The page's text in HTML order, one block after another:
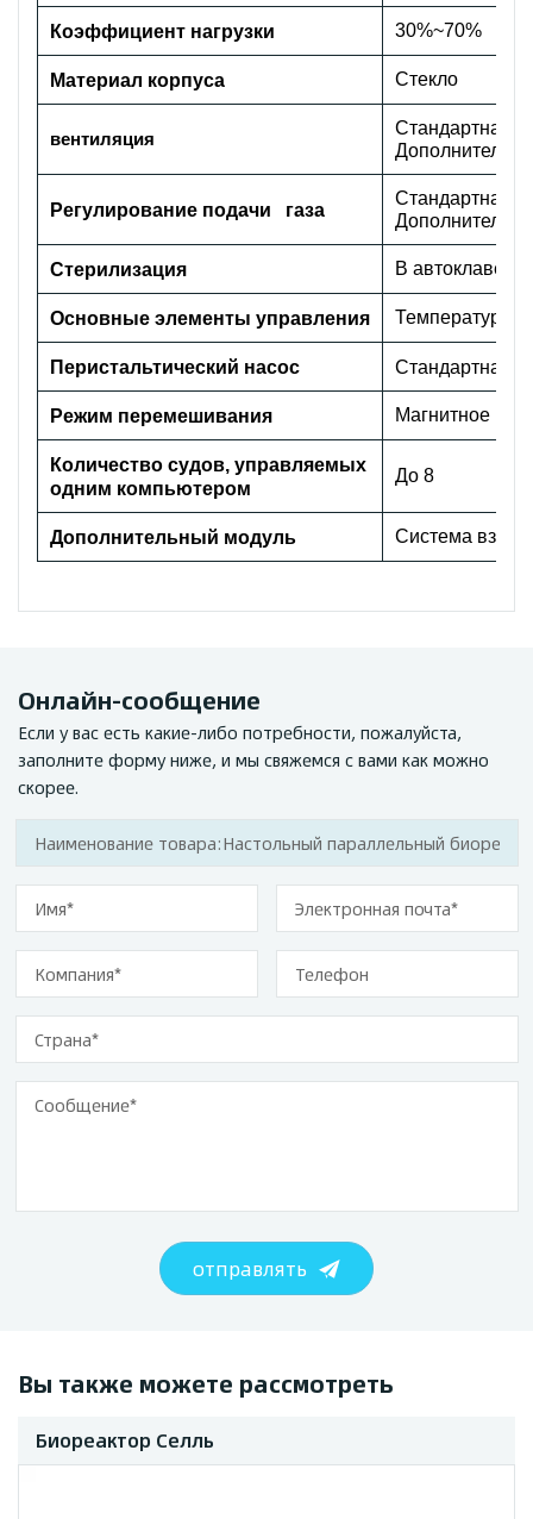
Коэффициент нагрузки 30%~70%
Материал корпуса Стекло
вентиляция
Стандартная
Регулирование подачи газа
Стандартная
Стерилизация В автоклаве
Основные элементы управления Температура,
Перистальтический насос Стандартная
Режим перемешивания Магнитное
Количество судов, управляемых
одним компьютером
До 8
Дополнительный модуль Система
Онлайн-сообщение
Если у вас есть какие-либо потребности, пожалуйста,
заполните форму ниже, и мы свяжемся с вами как можно
скорее.
отправлять
Вы также можете рассмотреть
Биореактор Селль